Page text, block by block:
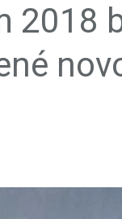
2018